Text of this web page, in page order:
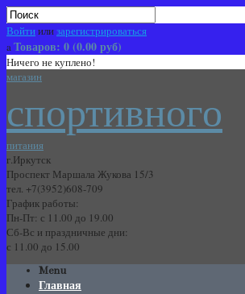
Войтиилизарегистрироваться
Товаров: 0 (0.00 руб)
Ничего не куплено!
магазин
спортивного
питания
г.Иркутск
Проспект Маршала Жукова 15/3
тел. +7(3952)608-709
График работы:
Пн-Пт: с 11.00 до 19.00
Сб-Вс и праздничные дни:
с 11.00 до 15.00
Menu
Главная